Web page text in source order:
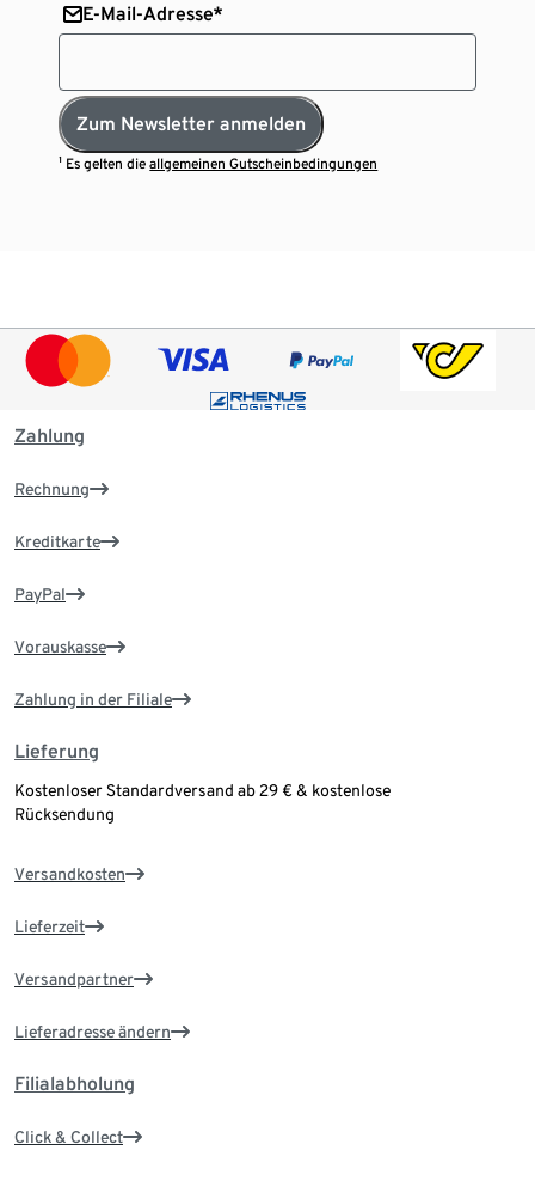
E-Mail-Adresse*
Zum Newsletter anmelden
¹ Es gelten dieallgemeinen Gutscheinbedingungen
Zahlung
Rechnung
Kreditkarte
PayPal
Vorauskasse
Zahlung in der Filiale
Lieferung
Kostenloser Standardversand ab 29 € & kostenlose
Rücksendung
Versandkosten
Lieferzeit
Versandpartner
Lieferadresse ändern
Filialabholung
Click & Collect